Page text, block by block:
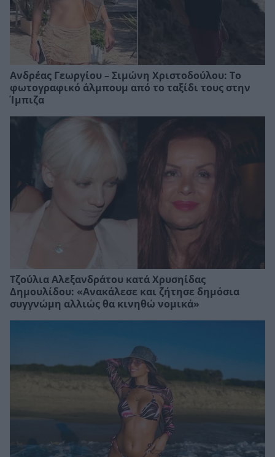
Ανδρέας Γεωργίου – Σιμώνη Χριστοδούλου: Το
φωτογραφικό άλμπουμ από το ταξίδι τους στην
Ίμπιζα
Τζούλια Αλεξανδράτου κατά Χρυσηίδας
Δημουλίδου: «Ανακάλεσε και ζήτησε δημόσια
συγγνώμη αλλιώς θα κινηθώ νομικά»